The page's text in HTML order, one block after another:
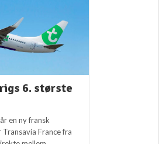
6. største
en ny fransk
France fra